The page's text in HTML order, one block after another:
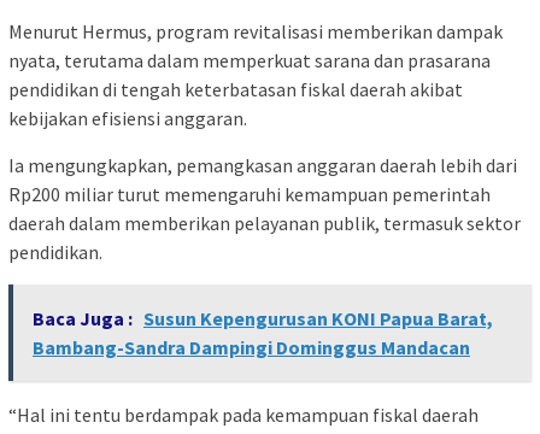
Menurut Hermus, program revitalisasi memberikan dampak
nyata, terutama dalam memperkuat sarana dan prasarana
pendidikan di tengah keterbatasan fiskal daerah akibat
kebijakan efisiensi anggaran.
Ia mengungkapkan, pemangkasan anggaran daerah lebih dari
Rp200 miliar turut memengaruhi kemampuan pemerintah
daerah dalam memberikan pelayanan publik, termasuk sektor
pendidikan.
Baca Juga : Susun Kepengurusan KONI Papua Barat,
Bambang-Sandra Dampingi Dominggus Mandacan
“Hal ini tentu berdampak pada kemampuan fiskal daerah